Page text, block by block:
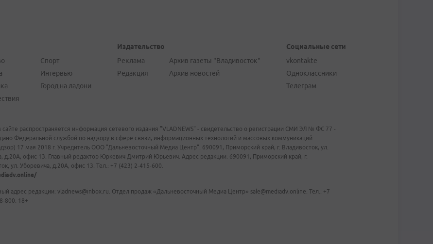
Спорт
Интервью
Город на ладони
Издательство
Реклама
Редакция
Архив газеты "Владивосток"
Архив новостей
Социальные сети
vkontakte
Одноклассники
Телеграм
сайте распространяется информация сетевого издания "VLADNEWS" - свидетельство о регистрации СМИ ЭЛ № ФС 77 -
Федеральной службой по надзору в сфере связи, информационных технологий и массовых коммуникаций
17 мая 2018 г. Учредитель ООО "Дальневосточный Медиа Центр". 690091, Приморский край, г. Владивосток, ул.
д.20А, офис 13. Главный редактор Юркевич Дмитрий Юрьевич. Адрес редакции: 690091, Приморский край, г.
ул. Уборевича, д.20А, офис 13. Тел.: +7 (423) 2-415-600.
адрес редакции: vladnews@inbox.ru. Отдел продаж «Дальневосточный Медиа Центр» sale@mediadv.online. Тел.: +7
800. 18+